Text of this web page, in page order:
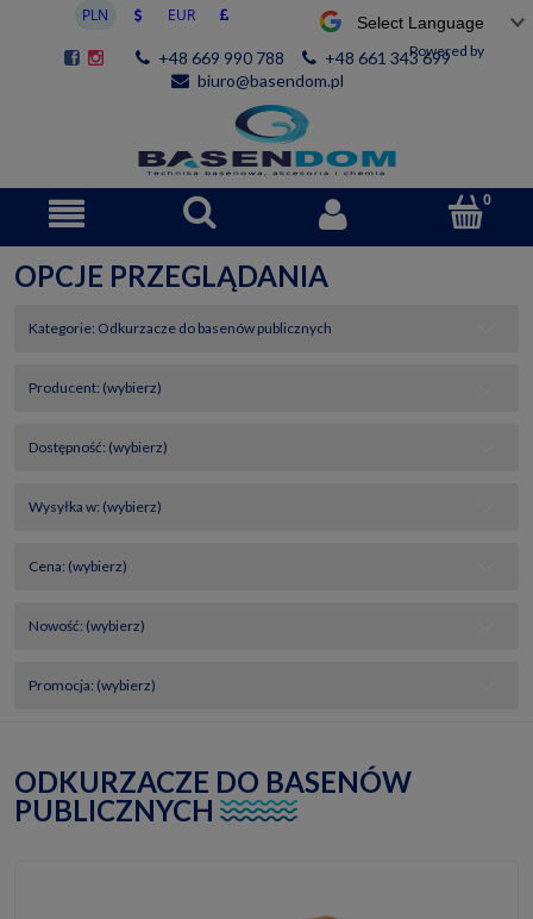
Powered by
+48 669 990 788
+48 661 343 699
biuro@basendom.pl
OPCJE PRZEGLĄDANIA
Kategorie: Odkurzacze do basenów publicznych
Producent: (wybierz)
Dostępność: (wybierz)
Wysyłka w: (wybierz)
Cena: (wybierz)
Nowość: (wybierz)
Promocja: (wybierz)
ODKURZACZE DO BASENÓW
PUBLICZNYCH